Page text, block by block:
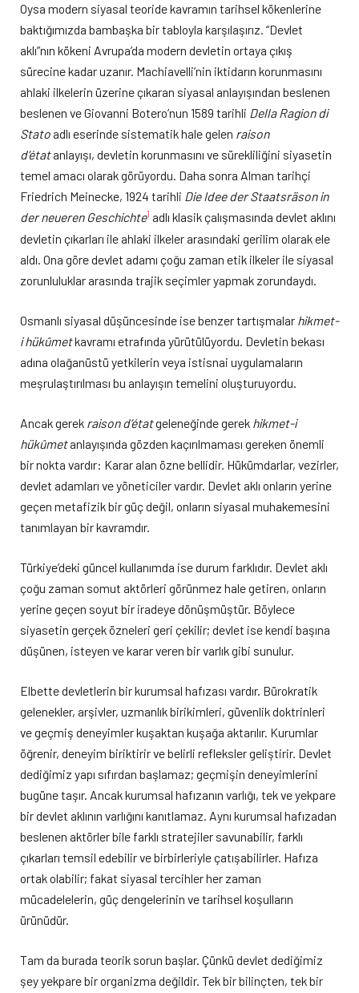
Oysa modern siyasal teoride kavramın tarihsel kökenlerine
baktığımızda bambaşka bir tabloyla karşılaşırız. “Devlet
aklı”nın kökeni Avrupa’da modern devletin ortaya çıkış
sürecine kadar uzanır. Machiavelli’nin iktidarın korunmasını
ahlaki ilkelerin üzerine çıkaran siyasal anlayışından beslenen
beslenen ve Giovanni Botero’nun 1589 tarihli Della Ragion di
Stato adlı eserinde sistematik hale gelen raison
d’étatanlayışı, devletin korunmasını ve sürekliliğini siyasetin
temel amacı olarak görüyordu. Daha sonra Alman tarihçi
Friedrich Meinecke, 1924 tarihli Die Idee der Staatsräson in
der neueren Geschichte1 adlı klasik çalışmasında devlet aklını
devletin çıkarları ile ahlaki ilkeler arasındaki gerilim olarak ele
aldı. Ona göre devlet adamı çoğu zaman etik ilkeler ile siyasal
zorunluluklar arasında trajik seçimler yapmak zorundaydı.
Osmanlı siyasal düşüncesinde ise benzer tartışmalar hikmet-
i hükûmetkavramı etrafında yürütülüyordu. Devletin bekası
adına olağanüstü yetkilerin veya istisnai uygulamaların
meşrulaştırılması bu anlayışın temelini oluşturuyordu.
Ancak gerek raison d’étatgeleneğinde gerek hikmet-i
hükûmetanlayışında gözden kaçırılmaması gereken önemli
bir nokta vardır: Karar alan özne bellidir. Hükümdarlar, vezirler,
devlet adamları ve yöneticiler vardır. Devlet aklı onların yerine
geçen metafizik bir güç değil, onların siyasal muhakemesini
tanımlayan bir kavramdır.
Türkiye’deki güncel kullanımda ise durum farklıdır. Devlet aklı
çoğu zaman somut aktörleri görünmez hale getiren, onların
yerine geçen soyut bir iradeye dönüşmüştür. Böylece
siyasetin gerçek özneleri geri çekilir; devlet ise kendi başına
düşünen, isteyen ve karar veren bir varlık gibi sunulur.
Elbette devletlerin bir kurumsal hafızası vardır. Bürokratik
gelenekler, arşivler, uzmanlık birikimleri, güvenlik doktrinleri
ve geçmiş deneyimler kuşaktan kuşağa aktarılır. Kurumlar
öğrenir, deneyim biriktirir ve belirli refleksler geliştirir. Devlet
dediğimiz yapı sıfırdan başlamaz; geçmişin deneyimlerini
bugüne taşır. Ancak kurumsal hafızanın varlığı, tek ve yekpare
bir devlet aklının varlığını kanıtlamaz. Aynı kurumsal hafızadan
beslenen aktörler bile farklı stratejiler savunabilir, farklı
çıkarları temsil edebilir ve birbirleriyle çatışabilirler. Hafıza
ortak olabilir; fakat siyasal tercihler her zaman
mücadelelerin, güç dengelerinin ve tarihsel koşulların
ürünüdür.
Tam da burada teorik sorun başlar. Çünkü devlet dediğimiz
şey yekpare bir organizma değildir. Tek bir bilinçten, tek bir